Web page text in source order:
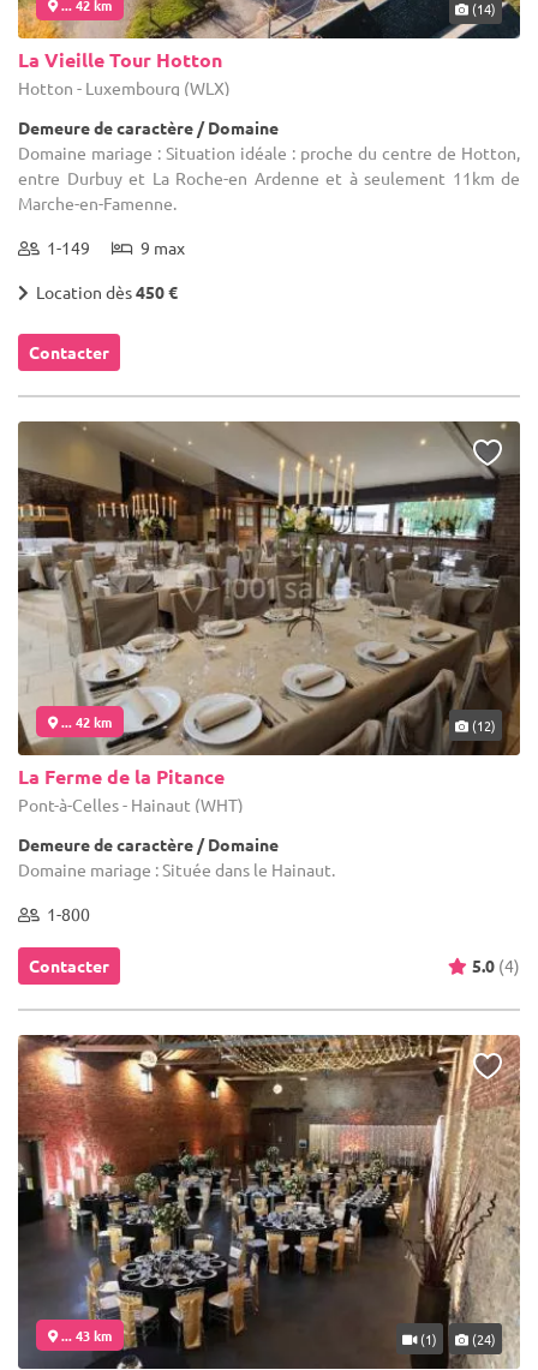
... 42 km (14)
La Vieille Tour Hotton
Hotton - Luxembourg (WLX)
Demeure de caractère / Domaine
Domaine mariage : Situation idéale : proche du centre de Hotton,
entre Durbuy et La Roche-en Ardenne et à seulement 11km de
Marche-en-Famenne.
1-149 9 max
Location dès450 €
Contacter
... 42 km (12)
La Ferme de la Pitance
Pont-à-Celles - Hainaut (WHT)
Demeure de caractère / Domaine
Domaine mariage : Située dans le Hainaut.
1-800
Contacter 5.0 (4)
... 43 km (1) (24)